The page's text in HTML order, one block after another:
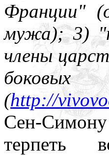
Франции"
мужа); 3)
члены
(http://
Сен-
терпеть